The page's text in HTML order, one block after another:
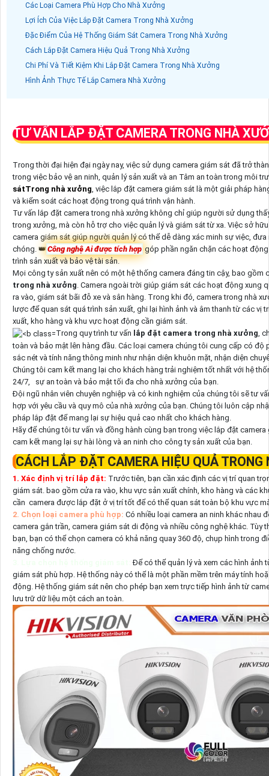
Các Loại Camera Phù Hợp Cho Nhà Xưởng
Lợi Ích Của Việc Lắp Đặt Camera Trong Nhà Xưởng
Đặc Điểm Của Hệ Thống Giám Sát Camera Trong Nhà Xưởng
Cách Lắp Đặt Camera Hiệu Quả Trong Nhà Xưởng
Chi Phí Và Tiết Kiệm Khi Lắp Đặt Camera Trong Nhà Xưởng
Hình Ảnh Thực Tế Lắp Camera Nhà Xưởng
TƯ VẤN LẮP ĐẶT CAMERA TRONG NHÀ
Trong thời đại hiện đại ngày nay, việc sử dụng camera giám sát đã trở
trong việc bảo vệ an ninh, quản lý sản xuất và an Tâm an toàn trong môi
sátTrong nhà xưởng, việc lắp đặt camera giám sát là một giải pháp
và kiểm soát các hoạt động trong quá trình vận hành.
Tư vấn lắp đặt camera trong nhà xưởng không chỉ giúp người sử dụng
trong xưởng, mà còn hỗ trợ cho việc quản lý và giám sát từ xa. Việc sở
camera giám sát giúp người quản lý có thể dễ dàng xác minh sự việc, đưa
chóng. 👑 Công nghệ Ai được tích hợp góp phần ngăn chặn các hoạt
trình sản xuất và bảo vệ tài sản.
Mọi công ty sản xuất nên có một hệ thống camera đáng tin cậy, bao gồm
trong nhà xưởng. Camera ngoài trời giúp giám sát các hoạt động xung
ra vào, giám sát bãi đỗ xe và sân hàng. Trong khi đó, camera trong nhà
lược để quan sát quá trình sản xuất, ghi lại hình ảnh và âm thanh từ các vị
xuất, kho hàng và khu vực hoạt động cần giám sát.
Trong quy trình tư vấn lắp đặt camera trong nhà xưởng,
toàn và bảo mật lên hàng đầu. Các loại camera chúng tôi cung cấp có độ
sắc nét và tính năng thông minh như nhận diện khuôn mặt, nhận diện
Chúng tôi cam kết mang lại cho khách hàng trải nghiệm tốt nhất với hệ
24/7,
sự an toàn và bảo mật tối đa cho nhà xưởng của bạn.
Đội ngũ nhân viên chuyên nghiệp và có kinh nghiệm của chúng tôi sẽ tư
hợp với yêu cầu và quy mô của nhà xưởng của bạn. Chúng tôi luôn cập
pháp lắp đặt để mang lại sự hiệu quả cao nhất cho khách hàng.
Hãy để chúng tôi tư vấn và đồng hành cùng bạn trong việc lắp đặt
cam kết mang lại sự hài lòng và an ninh cho công ty sản xuất của bạn.
CÁCH LẮP ĐẶT CAMERA HIỆU QUẢ TRONG
1. Xác định vị trí lắp đặt: Trước tiên, bạn cần xác định các vị trí quan
giám sát. bao gồm cửa ra vào, khu vực sản xuất chính, kho hàng và các
cần camera được lắp đặt ở vị trí tốt để có thể quan sát toàn bộ khu vực
2. Chọn loại camera phù hợp: Có nhiều loại camera an ninh khác nhau
camera gắn trần, camera giám sát di động và nhiều công nghệ khác. Tùy
bạn, bạn có thể chọn camera có khả năng quay 360 độ, chụp hình trong
năng chống nước.
3. Lựa chọn hệ thống giám sát:Để có thể quản lý và xem các hình ảnh
giám sát phù hợp. Hệ thống này có thể là một phần mềm trên máy tính
động. Hệ thống giám sát nên cho phép bạn xem trực tiếp hình ảnh từ
lưu trữ dữ liệu một cách an toàn.